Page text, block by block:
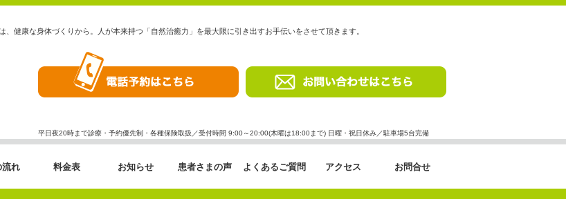
健康な身体づくりから。人が本来持つ「自然治癒力」を最大限に引き出すお手伝いをさせて頂きます。
平日夜20時まで診療・予約優先制・各種保険取扱／受付時間 9:00～20:00(木曜は18:00まで) 日曜・祝日休み／駐車場5台完備
流れ 料金表 お知らせ 患者さまの声 よくあるご質問 アクセス お問合せ